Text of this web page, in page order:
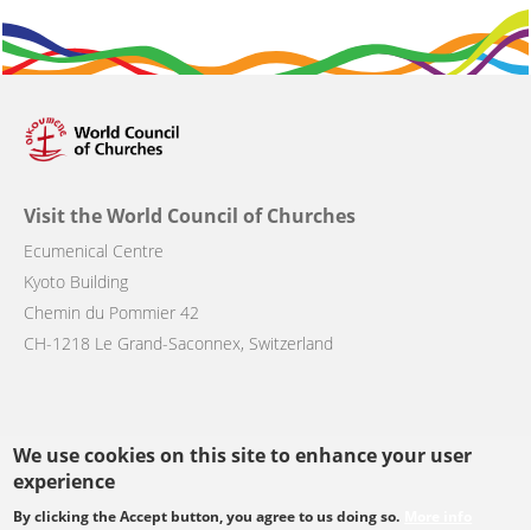
We use cookies on this site to enhance your user
experience
By clicking the Accept button, you agree to us doing so.
Visit the World Council of Churches
Ecumenical Centre
Kyoto Building
Chemin du Pommier 42
CH-1218 Le Grand-Saconnex, Switzerland
Follow us